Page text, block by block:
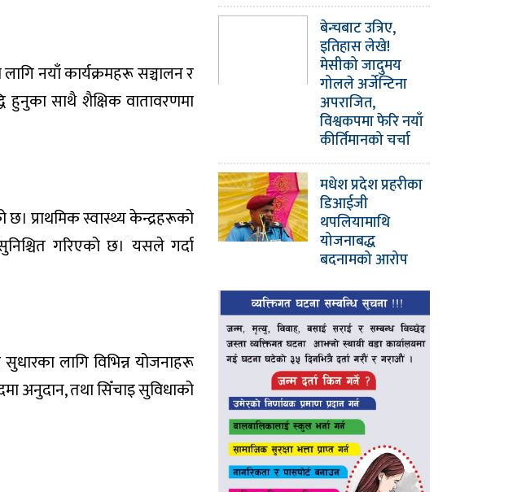
नयाँ कार्यक्रमहरू सञ्चालन र
हुनुका साथै शैक्षिक वातावरणमा
छ। प्राथमिक स्वास्थ्य केन्द्रहरूको
गरिएको छ। यसले गर्दा
लागि विभिन्न योजनाहरू
अनुदान, तथा सिँचाइ सुविधाको
बेन्चबाट उत्रिए,
इतिहास लेखे!
मेसीको जादुमय
गोलले अर्जेन्टिना
अपराजित,
विश्वकपमा फेरि नयाँ
कीर्तिमानको चर्चा
मधेश प्रदेश प्रहरीका
डिआईजी
थपलियामाथि
योजनाबद्ध
बदनामको आरोप